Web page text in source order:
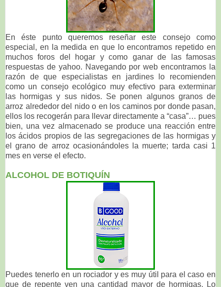
En éste punto queremos reseñar este consejo como
especial, en la medida en que lo encontramos repetido en
muchos foros del hogar y como ganar de las famosas
respuestas de yahoo. Navegando por web encontramos la
razón de que especialistas en jardines lo recomienden
como un consejo ecológico muy efectivo para exterminar
las hormigas y sus nidos. Se ponen algunos granos de
arroz alrededor del nido o en los caminos por donde pasan,
ellos los recogerán para llevar directamente a “casa”… pues
bien, una vez almacenado se produce una reacción entre
los ácidos propios de las segregaciones de las hormigas y
el grano de arroz ocasionándoles la muerte; tarda casi 1
mes en verse el efecto.
ALCOHOL DE BOTIQUÍN
Puedes tenerlo en un rociador y es muy útil para el caso en
que de repente ven una cantidad mayor de hormigas. Lo